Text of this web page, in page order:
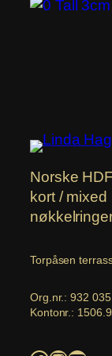
Norske
kort /
Torpåsen
Org.nr.: 932
Kontonr.: